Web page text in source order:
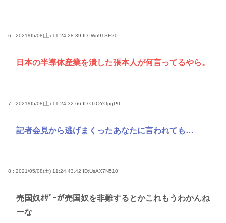
6 : 2021/05/08(土) 11:24:28.39 ID:IWu91SE20
日本の半導体産業を潰した張本人が何言ってるやら。
7 : 2021/05/08(土) 11:24:32.66 ID:OzOYOpgP0
記者会見から逃げまくったあなたに言われても…
8 : 2021/05/08(土) 11:24:43.42 ID:UsAX7N510
売国奴ｵｻﾞｰが売国奴を非難するとかこれもうわかんね
ーな